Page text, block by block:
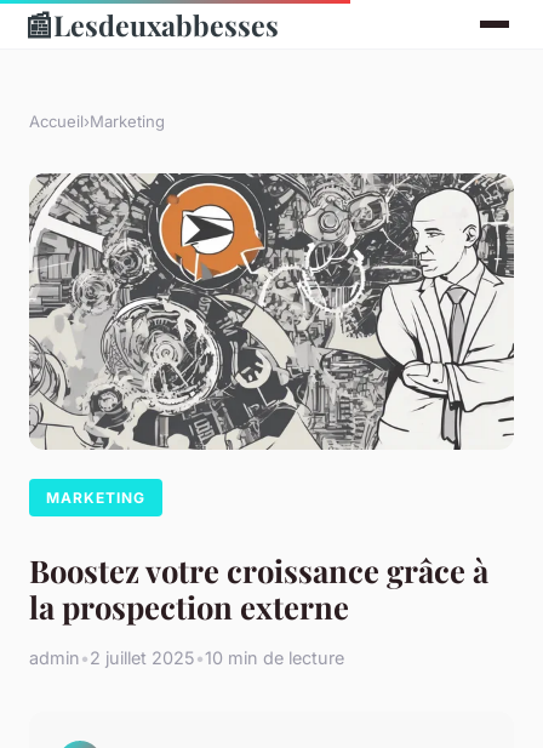
📰Lesdeuxabbesses
Accueil›Marketing
MARKETING
Boostez votre croissance grâce à
la prospection externe
admin•2 juillet 2025•10 min de lecture